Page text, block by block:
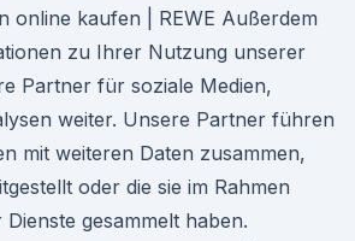
online kaufen | REWE Außerdem
zu Ihrer Nutzung unserer
Partner für soziale Medien,
weiter. Unsere Partner führen
mit weiteren Daten zusammen,
oder die sie im Rahmen
gesammelt haben.